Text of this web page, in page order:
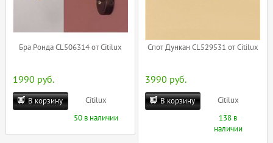
Бра Ронда CL506314 от Citilux
1990 руб.
В корзину
Citilux
50 в наличии
Спот Дункан CL529531 от Citilux
3990 руб.
В корзину
Citilux
138 в
наличии